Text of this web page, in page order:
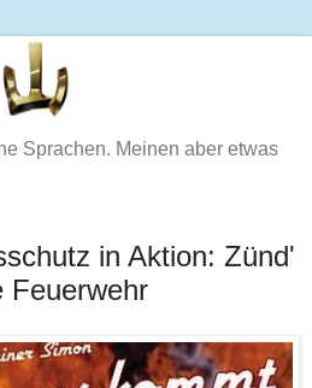
Sprachen. Meinen aber etwas
in Aktion: Zünd'
Feuerwehr